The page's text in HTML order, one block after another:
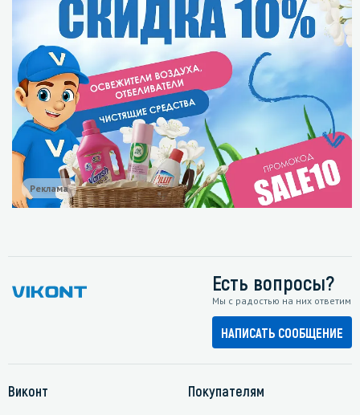
Реклама
Есть вопросы?
Мы с радостью на них ответим
НАПИСАТЬ СООБЩЕНИЕ
Виконт Покупателям